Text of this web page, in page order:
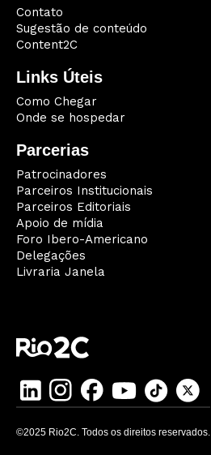
Contato
Sugestão de conteúdo
Content2C
Links Úteis
Como Chegar
Onde se hospedar
Parcerias
Patrocinadores
Parceiros Institucionais
Parceiros Editoriais
Apoio de mídia
Foro Ibero-Americano
Delegações
Livraria Janela
©2025 Rio2C. Todos os direitos reservados.